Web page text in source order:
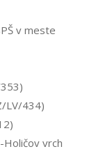
v meste
LV/434)
Holičov vrch